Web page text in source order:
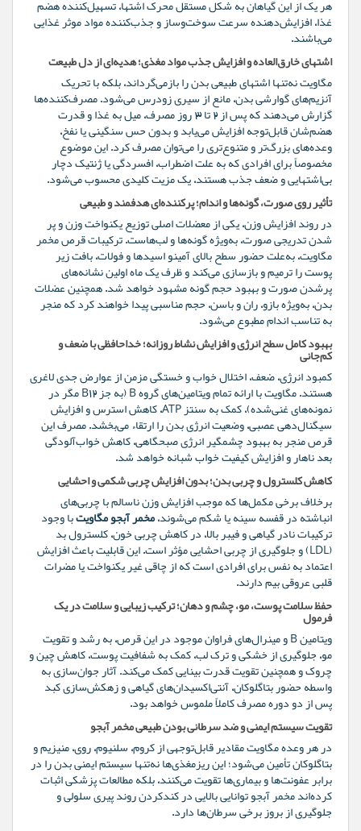
هر یک از این گیاهان به شکل مستقل محرک اشتها، تسهیل‌کننده هضم
غذا، افزایش‌دهنده سرعت سوخت‌وساز و جذب‌کننده مواد موثر غذایی
می‌باشند.
اشتهای خارق‌العاده و افزایش جذب مواد مغذی؛ هدیه‌ای از دل طبیعت
مگاویت نه‌تنها اشتهای طبیعی بدن را بازمی‌گرداند، بلکه با تحریک
آنزیم‌های گوارشی بدن، مانع از سیری زودرس می‌شود. مصرف‌کننده‌ها
گزارش می‌دهند که پس از ۲ تا ۳ روز مصرف، میل به غذا و قدرت
هضم‌شان قابل‌توجه افزایش می‌یابد و بدون حس سنگینی یا نفخ،
وعده‌های بزرگ‌تر و متنوع‌تری را می‌توان مصرف کرد. این موضوع
مخصوصاً برای افرادی که به علت اضطراب، افسردگی یا ژنتیک دچار
بی‌اشتهایی و ضعف جذب هستند، یک مزیت کلیدی محسوب می‌شود.
تأثیر روی صورت، گونه‌ها و اندام؛ پرکننده‌ای هدفمند و طبیعی
در روند افزایش وزن، یکی از معضلات اصلی توزیع یکنواخت وزن و پر
شدن تدریجی صورت، به‌ویژه گونه‌ها و لب‌هاست. ترکیبات قرص مخمر
مگاویت، به‌علت حضور سطح بالای آمینو اسیدها و فولات، بافت زیر
پوست را ترمیم و بازسازی می‌کند و ظرف یک ماه اولین نشانه‌های
پرشدن صورت و بهبود حجم گونه مشهود خواهد شد. همچنین عضلات
بدن، به‌ویژه بازو، ران و باسن، حجم مناسبی پیدا خواهند کرد که منجر
به تناسب اندام مطبوع می‌شود.
بهبود کامل سطح انرژی و افزایش نشاط روزانه؛ خداحافظی با ضعف و
کم‌جانی
کمبود انرژی، ضعف، اختلال خواب و خستگی مزمن از عوارض جدی لاغری
هستند. مگاویت با ارائه تمام ویتامین‌های گروه B (به جز B12 مگر در
نمونه‌های غنی‌شده)، کمک به سنتز ATP، کاهش استرس و افزایش
سیگنال‌دهی عصبی، وضعیت انرژی بدن را ارتقاء می‌بخشد. مصرف این
قرص منجر به بهبود چشمگیر انرژی صبحگاهی، کاهش خواب‌آلودگی
بعد ناهار و افزایش کیفیت خواب شبانه خواهد شد.
کاهش کلسترول و چربی بدن؛ بدون افزایش چربی شکمی و احشایی
برخلاف برخی مکمل‌ها که موجب افزایش وزن ناسالم با چربی‌های
انباشته در قفسه سینه یا شکم می‌شوند، مخمر آبجو مگاویتبا وجود
ترکیبات نادر گیاهی و فیبر بالا، در کاهش چربی خون، کلسترول بد
(LDL) و جلوگیری از چربی احشایی مؤثر است. این قابلیت باعث افزایش
اعتماد به نفس برای افرادی است که از چاقی غیر یکنواخت یا مضرات
قلبی عروقی بیم دارند.
حفظ سلامت پوست، مو، چشم و دهان؛ ترکیب زیبایی و سلامت در یک
فرمول
ویتامین B و مینرال‌های فراوان موجود در این قرص، به رشد و تقویت
مو، جلوگیری از خشکی و ترک لب، کمک به شفافیت پوست، کاهش چین و
چروک و همچنین تقویت قدرت بینایی کمک می‌کند. آثار جوان‌سازی به
واسطه حضور بتاگلوکان، آنتی‌اکسیدان‌های گیاهی و زهکش‌سازی کبد
پس از دو دوره مصرف کاملاً ملموس خواهد بود.
تقویت سیستم ایمنی و ضد سرطانی بودن طبیعی مخمر آبجو
در هر وعده مگاویت مقادیر قابل‌توجهی از کروم، سلنیوم، روی، منیزیم و
بتاگلوکان تأمین می‌شود؛ این ریزمغذی‌ها نه‌تنها سیستم ایمنی بدن را در
برابر عفونت‌ها و بیماری‌ها تقویت می‌کنند، بلکه مطالعات پزشکی اثبات
کرده‌اند مخمر آبجو توانایی بالایی در کندکردن روند پیری سلولی و
جلوگیری از بروز برخی سرطان‌ها دارد.